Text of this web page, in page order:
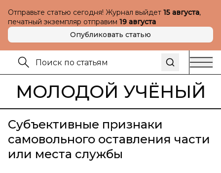
Отправьте статью сегодня! Журнал выйдет 15 августа,
печатный экземпляр отправим 19 августа
Опубликовать статью
МОЛОДОЙ УЧЁНЫЙ
Субъективные признаки
самовольного оставления части
или места службы